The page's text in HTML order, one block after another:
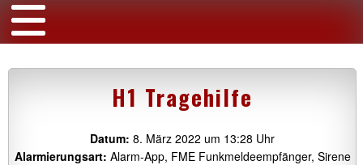
H1 Tragehilfe
Datum: 8. März 2022 um 13:28 Uhr
Alarmierungsart: Alarm-App, FME Funkmeldeempfänger, Sirene